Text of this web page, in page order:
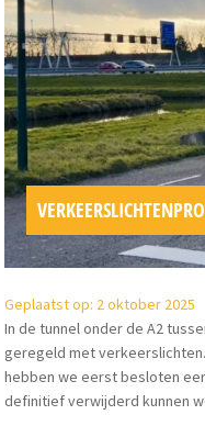
Geplaatst op: 2 oktober 2025
In de tunnel onder de A2
geregeld met
hebben we eerst besloten
definitief verwijderd kunnen